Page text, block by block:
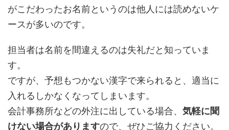
がこだわったお名前というのは他人には読めないケ
ースが多いのです。
担当者は名前を間違えるのは失礼だと知っていま
す。
ですが、予想もつかない漢字で来られると、適当に
入れるしかなくなってしまいます。
会計事務所などの外注に出している場合、 気軽に聞
けない場合がありますので、ぜひご協力ください。